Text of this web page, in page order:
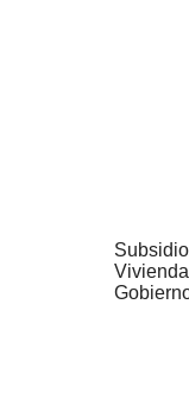
Vivienda